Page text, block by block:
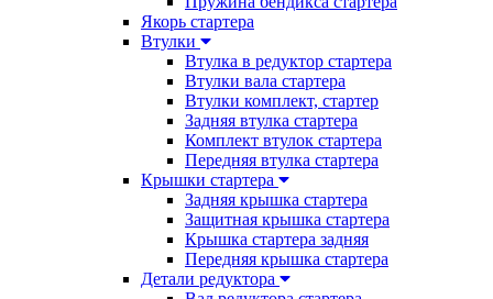
Якорь стартера
Втулки
Втулка в редуктор стартера
Втулки вала стартера
Втулки комплект, стартер
Задняя втулка стартера
Комплект втулок стартера
Передняя втулка стартера
Крышки стартера
Задняя крышка стартера
Защитная крышка стартера
Крышка стартера задняя
Передняя крышка стартера
Детали редуктора